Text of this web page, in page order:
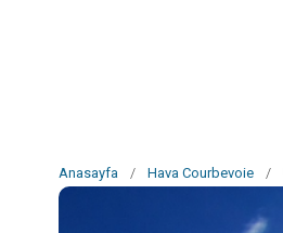
Anasayfa / Hava Courbevoie /